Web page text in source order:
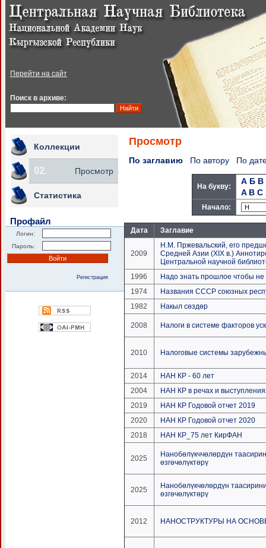
Перейти на сайт
Поиск в архиве:
Коллекции
02. Просмотр
Статистика
Профайл
Логин:
Пароль:
Регистрация
Просмотр
По заглавию По автору По
На букву:
А Б В
A B C
Начало:
Дата Заглавие
2009
Н.М. Пржевальский, его
Средней Азии (XIX в.)
Центральной научной
1996
Надо знать прошлое чтобы
1974
Названия СССР союзных
1982
Накыл сөздөр
2008 Налоги в системе факторов
2010 Налоговые системы
2014
НАН КР - 60 лет
2004
НАН КР в речах и
2019
НАН КР Годовой отчет 2019
2020
НАН КР Годовой отчет 2020
2018
НАН КР_75 лет КирФАН
2025
Нанобөлүкччөлөрдүн
өзгөчөлүктөрү
2025
Нанобөлүкчөлөрдүн
өзгөчөлүктөрү
2012 НАНОСТРУКТУРЫ НА